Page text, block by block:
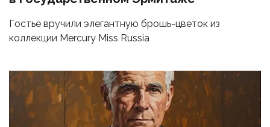
Гостье вручили элегантную брошь-цветок из
коллекции Mercury Miss Russia